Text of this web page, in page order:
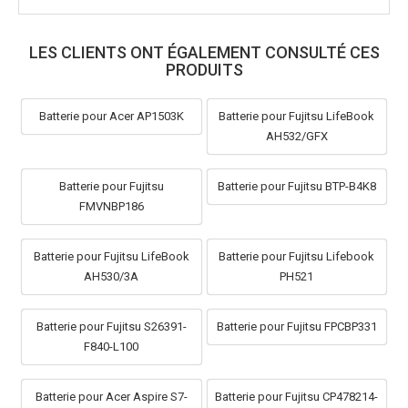
LES CLIENTS ONT ÉGALEMENT CONSULTÉ CES
PRODUITS
Batterie pour Acer AP1503K
Batterie pour Fujitsu LifeBook
AH532/GFX
Batterie pour Fujitsu
FMVNBP186
Batterie pour Fujitsu BTP-B4K8
Batterie pour Fujitsu LifeBook
AH530/3A
Batterie pour Fujitsu Lifebook
PH521
Batterie pour Fujitsu S26391-
F840-L100
Batterie pour Fujitsu FPCBP331
Batterie pour Acer Aspire S7-
Batterie pour Fujitsu CP478214-